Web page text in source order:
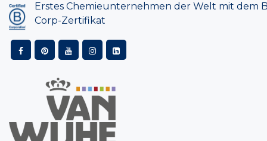
Erstes Chemieunternehmen der Welt mit dem
Corp-Zertifikat